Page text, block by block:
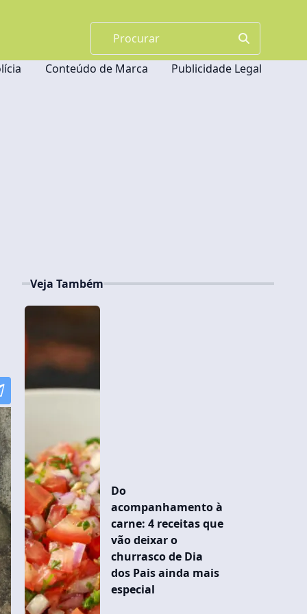
Conteúdo de Marca Publicidade Legal
Veja Também
Do
acompanhamento à
carne: 4 receitas que
vão deixar o
churrasco de Dia
dos Pais ainda mais
especial